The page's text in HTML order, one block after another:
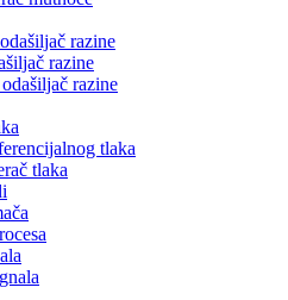
razine
razine
razine
tlaka
tlaka